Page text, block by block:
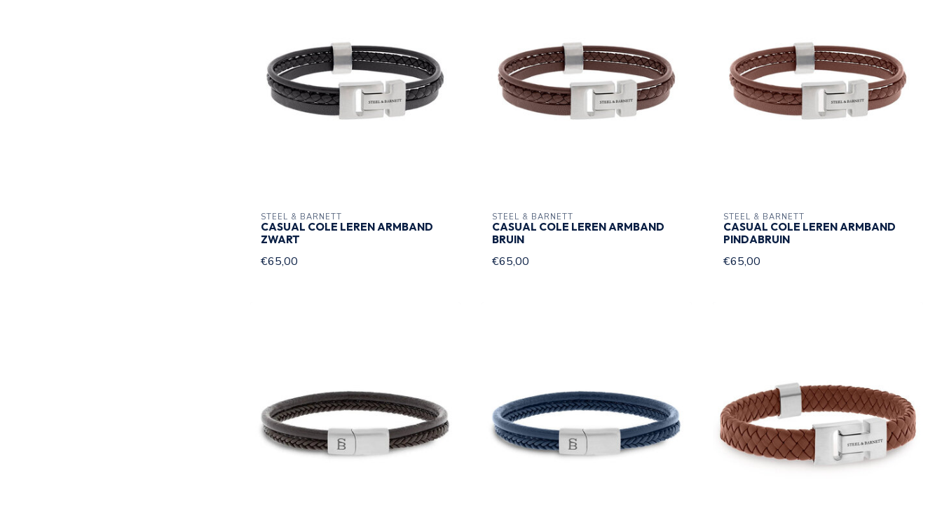
STEEL & BARNETT
CASUAL COLE LEREN ARMBAND
ZWART
€65,00
STEEL & BARNETT
CASUAL COLE LEREN ARMBAND
BRUIN
€65,00
STEEL & BARNETT
CASUAL COLE LEREN ARMBAND
PINDABRUIN
€65,00